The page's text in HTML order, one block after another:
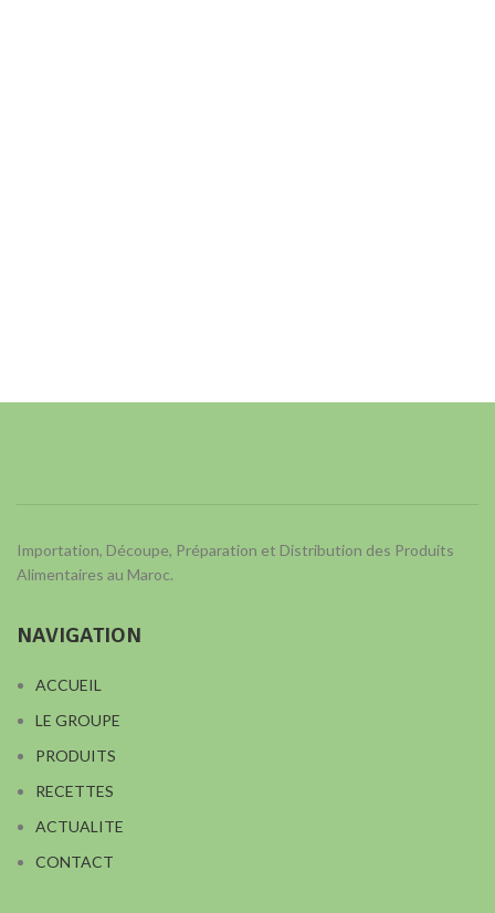
Importation, Découpe, Préparation et Distribution des Produits
Alimentaires au Maroc.
NAVIGATION
ACCUEIL
LE GROUPE
PRODUITS
RECETTES
ACTUALITE
CONTACT